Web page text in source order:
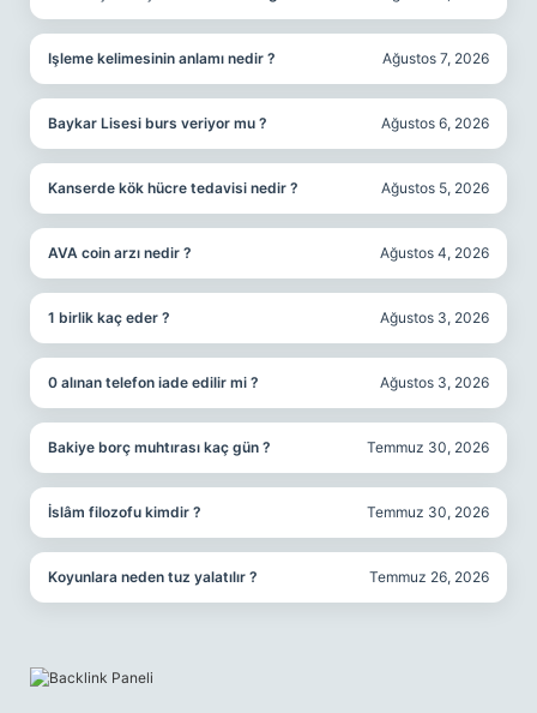
Işleme kelimesinin anlamı nedir ? Ağustos 7, 2026
Baykar Lisesi burs veriyor mu ? Ağustos 6, 2026
Kanserde kök hücre tedavisi nedir ? Ağustos 5, 2026
AVA coin arzı nedir ? Ağustos 4, 2026
1 birlik kaç eder ? Ağustos 3, 2026
0 alınan telefon iade edilir mi ? Ağustos 3, 2026
Bakiye borç muhtırası kaç gün ? Temmuz 30, 2026
İslâm filozofu kimdir ? Temmuz 30, 2026
Koyunlara neden tuz yalatılır ? Temmuz 26, 2026